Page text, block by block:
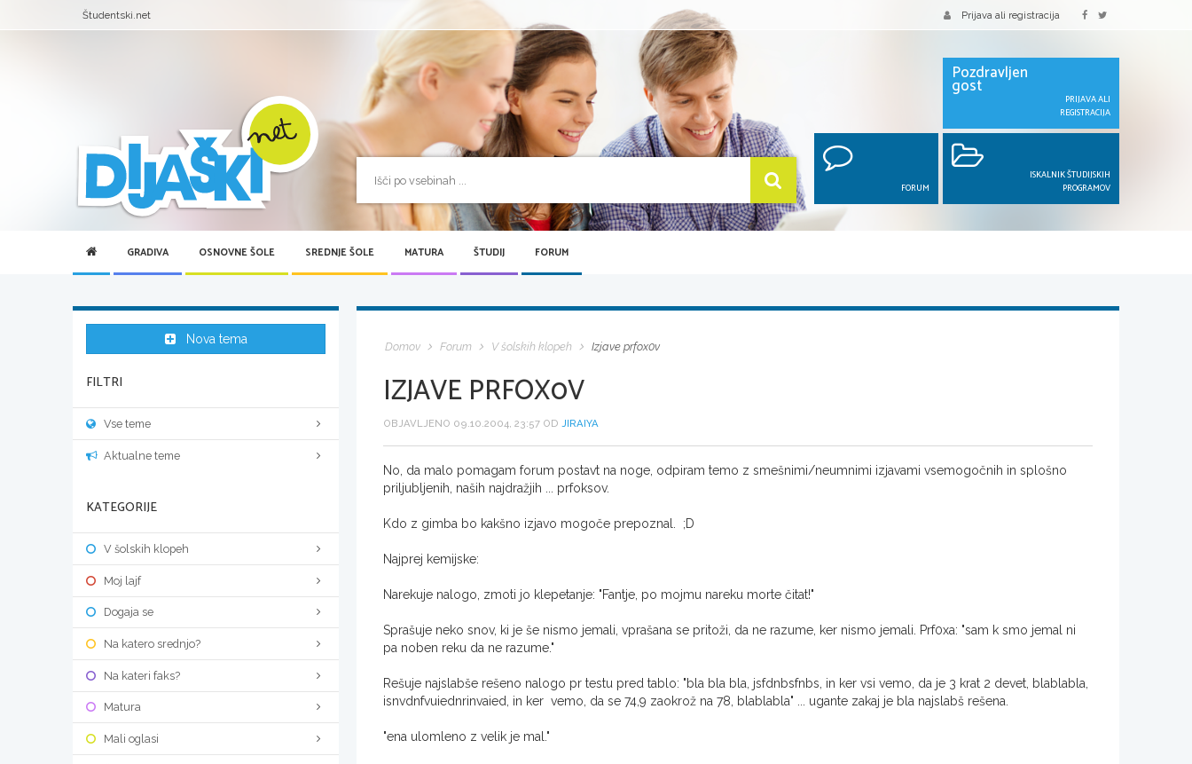
Študentski.net Prijava ali registracija
Pozdravljen
gost
PRIJAVA ALI
REGISTRACIJA
FORUM
ISKALNIK ŠTUDIJSKIH
PROGRAMOV
GRADIVA OSNOVNE ŠOLE SREDNJE ŠOLE MATURA ŠTUDIJ FORUM
Domov Forum V šolskih klopeh Izjave prfox0v
IZJAVE PRFOX0V
OBJAVLJENO 09.10.2004, 23:57 OD JIRAIYA
No, da malo pomagam forum postavt na noge, odpiram temo z smešnimi/neumnimi izjavami vsemogočnih in splošno
priljubljenih, naših najdražjih ... prfoksov.
Kdo z gimba bo kakšno izjavo mogoče prepoznal. ;D
Najprej kemijske:
Narekuje nalogo, zmoti jo klepetanje: "Fantje, po mojmu nareku morte čitat!"
Sprašuje neko snov, ki je še nismo jemali, vprašana se pritoži, da ne razume, ker nismo jemali. Prf0xa: "sam k smo jemal ni
pa noben reku da ne razume."
Rešuje najslabše rešeno nalogo pr testu pred tablo: "bla bla bla, jsfdnbsfnbs, in ker vsi vemo, da je 3 krat 2 devet, blablabla,
isnvdnfvuiednrinvaied, in ker vemo, da se 74,9 zaokrož na 78, blablabla" ... ugante zakaj je bla najslabš rešena.
"ena ulomleno z velik je mal."
Nova tema
FILTRI
Vse teme
Aktualne teme
KATEGORIJE
V šolskih klopeh
Moj lajf
Dogaja se
Na katero srednjo?
Na kateri faks?
Matura
Mali oglasi